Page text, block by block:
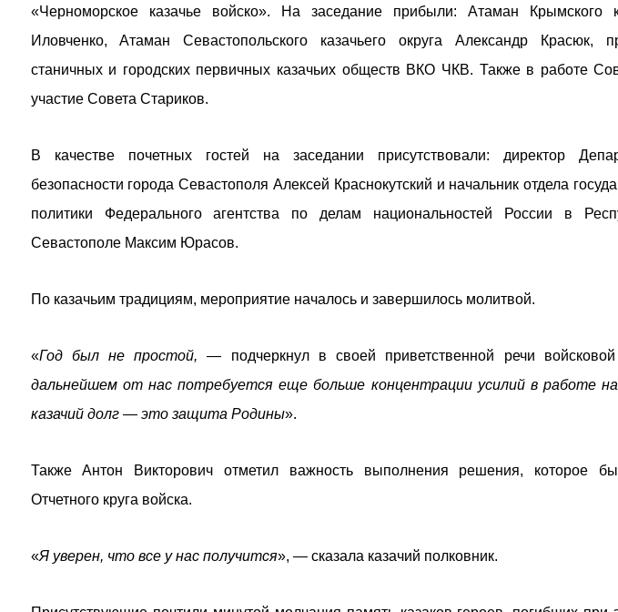
«Черноморское казачье войско». На заседание прибыли: Атаман Крымского
Иловченко, Атаман Севастопольского казачьего округа Александр Красюк,
станичных и городских первичных казачьих обществ ВКО ЧКВ. Также в работе
участие Совета Стариков.
В качестве почетных гостей на заседании присутствовали: директор
безопасности города Севастополя Алексей Краснокутский и начальник отдела
политики Федерального агентства по делам национальностей России в
Севастополе Максим Юрасов.
По казачьим традициям, мероприятие началось и завершилось молитвой.
«Год был не простой, — подчеркнул в своей приветственной речи
дальнейшем от нас потребуется еще больше концентрации усилий в работе
казачий долг — это защита Родины».
Также Антон Викторович отметил важность выполнения решения, которое
Отчетного круга войска.
«Я уверен, что все у нас получится», — сказала казачий полковник.